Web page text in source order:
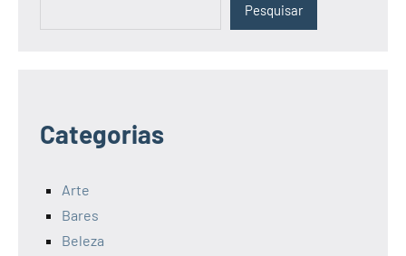
Pesquisar
Categorias
Arte
Bares
Beleza